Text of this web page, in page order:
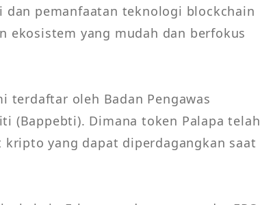
pemanfaatan teknologi blockchain
ekosistem yang mudah dan berfokus
terdaftar oleh Badan Pengawas
(Bappebti). Dimana token Palapa telah
kripto yang dapat diperdagangkan saat